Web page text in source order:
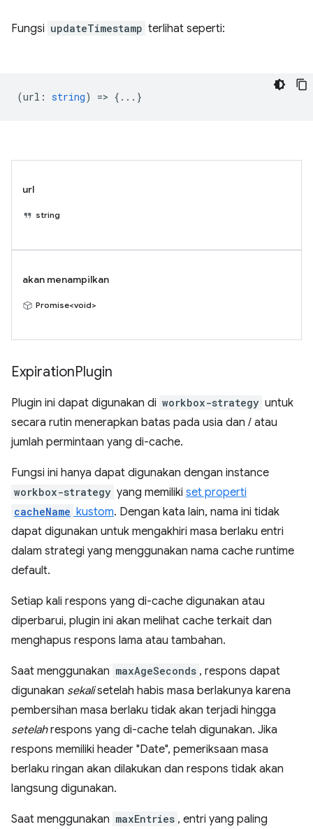
Fungsi updateTimestamp terlihat seperti:
(url : string) => {...}
url
string
akan menampilkan
Promise<void>
ExpirationPlugin
Plugin ini dapat digunakan di workbox-strategy untuk
secara rutin menerapkan batas pada usia dan / atau
jumlah permintaan yang di-cache.
Fungsi ini hanya dapat digunakan dengan instance
workbox-strategy yang memiliki set properti
cacheName kustom. Dengan kata lain, nama ini tidak
dapat digunakan untuk mengakhiri masa berlaku entri
dalam strategi yang menggunakan nama cache runtime
default.
Setiap kali respons yang di-cache digunakan atau
diperbarui, plugin ini akan melihat cache terkait dan
menghapus respons lama atau tambahan.
Saat menggunakan maxAgeSeconds , respons dapat
digunakan sekalisetelah habis masa berlakunya karena
pembersihan masa berlaku tidak akan terjadi hingga
setelahrespons yang di-cache telah digunakan. Jika
respons memiliki header "Date", pemeriksaan masa
berlaku ringan akan dilakukan dan respons tidak akan
langsung digunakan.
Saat menggunakan maxEntries , entri yang paling